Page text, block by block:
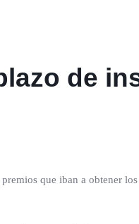
de
que iban a obtener